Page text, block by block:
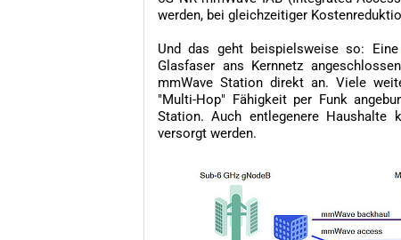
werden, bei gleichzeitiger
Und das geht beispielsweise so:
Glasfaser ans Kernnetz
mmWave Station direkt an. Viele
"Multi-Hop" Fähigkeit per Funk
Station. Auch entlegenere Haushalte
versorgt werden.